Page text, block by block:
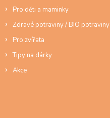
Pro děti a maminky
Zdravé potraviny / BIO potraviny
Pro zvířata
Tipy na dárky
Akce